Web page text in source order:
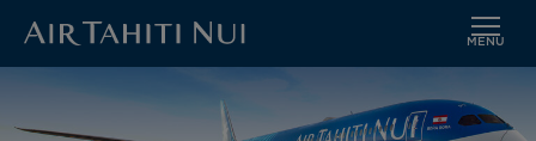
contenu
MENU